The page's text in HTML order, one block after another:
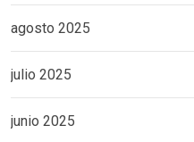
agosto 2025
julio 2025
junio 2025